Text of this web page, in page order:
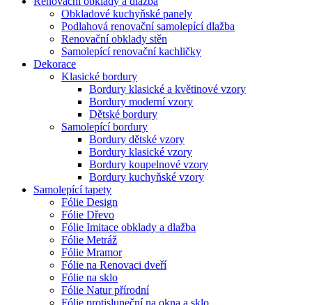
Obkladové kuchyňské panely
Podlahová renovační samolepící dlažba
Renovační obklady stěn
Samolepící renovační kachličky
Dekorace
Klasické bordury
Bordury klasické a květinové vzory
Bordury moderní vzory
Dětské bordury
Samolepící bordury
Bordury dětské vzory
Bordury klasické vzory
Bordury koupelnové vzory
Bordury kuchyňské vzory
Samolepící tapety
Fólie Design
Fólie Dřevo
Fólie Imitace obklady a dlažba
Fólie Metráž
Fólie Mramor
Fólie na Renovaci dveří
Fólie na sklo
Fólie Natur přírodní
Fólie protisluneční na okna a sklo